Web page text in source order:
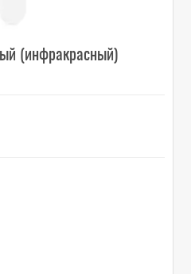
(инфракрасный)